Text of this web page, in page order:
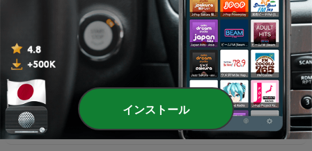
15 - Découvrez Modernités Africaines, le nouveau
podcast de l'ENS-PSL
18 1月 2023
14 - Demain, le futur à bras le corps
03 5月 2022
インストール